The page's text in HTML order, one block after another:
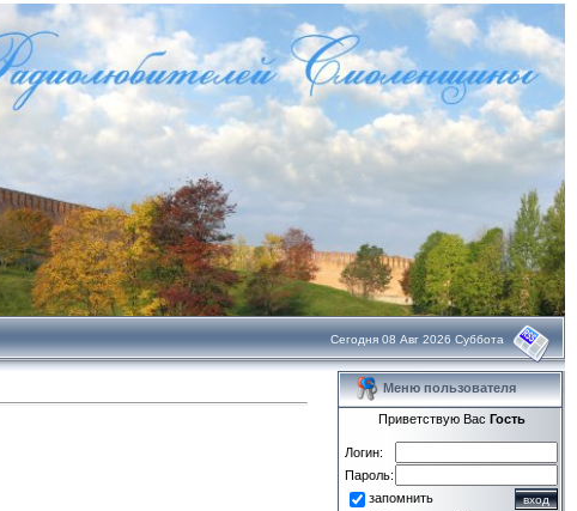
Сегодня 08 Авг 2026 Суббота
Меню пользователя
Приветствую Вас Гость
Логин:
Пароль:
запомнить